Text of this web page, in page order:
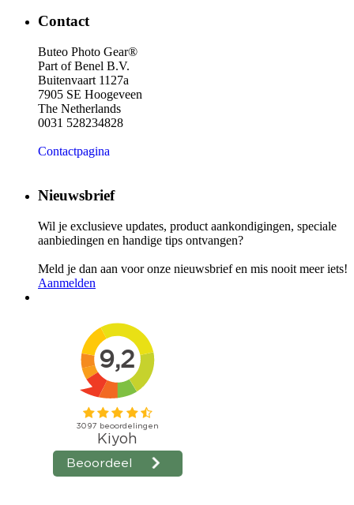
Contact
Buteo Photo Gear®
Part of Benel B.V.
Buitenvaart 1127a
7905 SE Hoogeveen
The Netherlands
0031 528234828
Contactpagina
Nieuwsbrief
Wil je exclusieve updates, product aankondigingen, speciale
aanbiedingen en handige tips ontvangen?
Meld je dan aan voor onze nieuwsbrief en mis nooit meer iets!
Aanmelden